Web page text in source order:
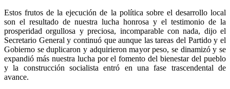
Estos frutos de la ejecución de la política sobre el desarrollo local
son el resultado de nuestra lucha honrosa y el testimonio de la
prosperidad orgullosa y preciosa, incomparable con nada, dijo el
Secretario General y continuó que aunque las tareas del Partido y el
Gobierno se duplicaron y adquirieron mayor peso, se dinamizó y se
expandió más nuestra lucha por el fomento del bienestar del pueblo
y la construcción socialista entró en una fase trascendental de
avance.